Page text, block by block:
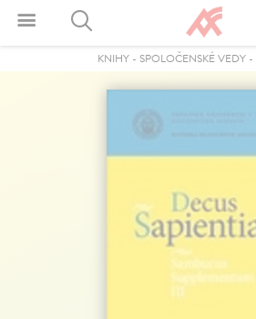
KNIHY - SPOLOČENSKÉ VEDY -